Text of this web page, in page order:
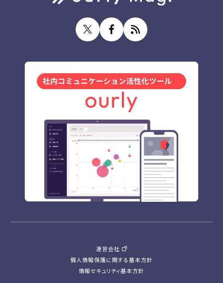
運営会社
個人情報保護に関する基本方針
情報セキュリティ基本方針